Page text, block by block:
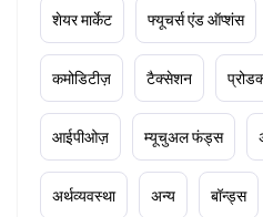
शेयर मार्केट फ्यूचर्स एंड ऑप्शंस
कमोडिटीज़ टैक्सेशन
आईपीओज़ म्यूचुअल फंड्स
अर्थव्यवस्था अन्य बॉन्ड्स